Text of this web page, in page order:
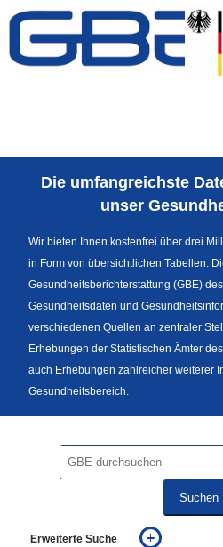
Zum Inhalt
Sprachumschaltung
Die umfangreichste
unser
Wir bieten Ihnen kostenfrei über drei
in Form von übersichtlichen Tabellen.
Gesundheitsberichterstattung (GBE)
Gesundheitsdaten und
verschiedenen Quellen an zentraler
Erhebungen der Statistischen Ämter
auch Erhebungen zahlreicher weiterer
Gesundheitsbereich.
Suchen
Erweiterte Suche